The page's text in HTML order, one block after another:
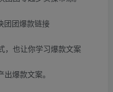
团团爆款链接
，也让你学习爆款文案
爆款文案。